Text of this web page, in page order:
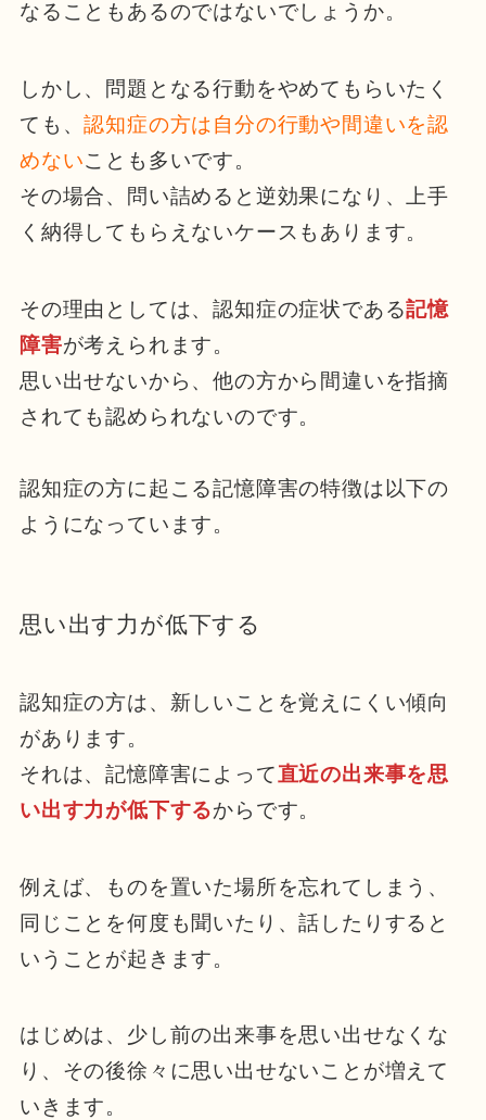
なることもあるのではないでしょうか。
しかし、問題となる行動をやめてもらいたく
ても、認知症の方は自分の行動や間違いを認
めないことも多いです。
その場合、問い詰めると逆効果になり、上手
く納得してもらえないケースもあります。
その理由としては、認知症の症状である記憶
障害が考えられます。
思い出せないから、他の方から間違いを指摘
されても認められないのです。
認知症の方に起こる記憶障害の特徴は以下の
ようになっています。
思い出す力が低下する
認知症の方は、新しいことを覚えにくい傾向
があります。
それは、記憶障害によって直近の出来事を思
い出す力が低下するからです。
例えば、ものを置いた場所を忘れてしまう、
同じことを何度も聞いたり、話したりすると
いうことが起きます。
はじめは、少し前の出来事を思い出せなくな
り、その後徐々に思い出せないことが増えて
いきます。